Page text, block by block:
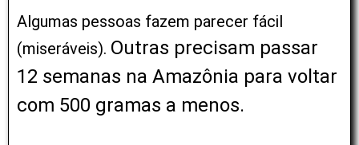
Algumas pessoas fazem parecer fácil
(miseráveis). Outras precisam passar
12 semanas na Amazônia para voltar
com 500 gramas a menos.